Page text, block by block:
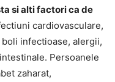
si alti factori ca de
cardiovasculare,
infectioase, alergii,
Persoanele
zaharat,